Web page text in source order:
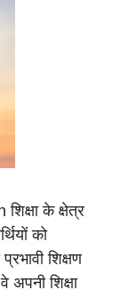
के क्षेत्र
को
शिक्षण
अपनी शिक्षा